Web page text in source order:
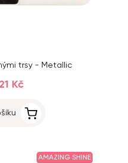
trsy - Metallic
21 Kč
AMAZING SHINE